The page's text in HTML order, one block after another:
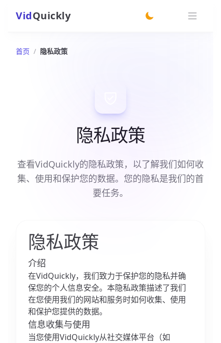
VidQuickly
首页 / 隐私政策
隐私政策
查看VidQuickly的隐私政策，以了解我们如何收
集、使用和保护您的数据。您的隐私是我们的首
要任务。
隐私政策
介绍
在VidQuickly，我们致力于保护您的隐私并确
保您的个人信息安全。本隐私政策描述了我们
在您使用我们的网站和服务时如何收集、使用
和保护您提供的数据。
信息收集与使用
当您使用VidQuickly从社交媒体平台（如